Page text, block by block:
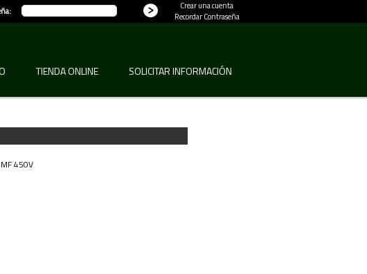
Crear una cuenta
Recordar Contraseña
TIENDA ONLINE SOLICITAR INFORMACIÓN
450V